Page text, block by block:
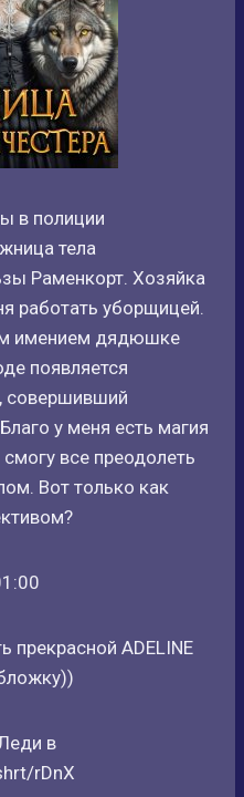
в полиции
тела
Раменкорт. Хозяйка
работать уборщицей.
имением дядюшке
появляется
совершивший
у меня есть магия
все преодолеть
Вот только как
прекрасной ADELINE
в
rDnX